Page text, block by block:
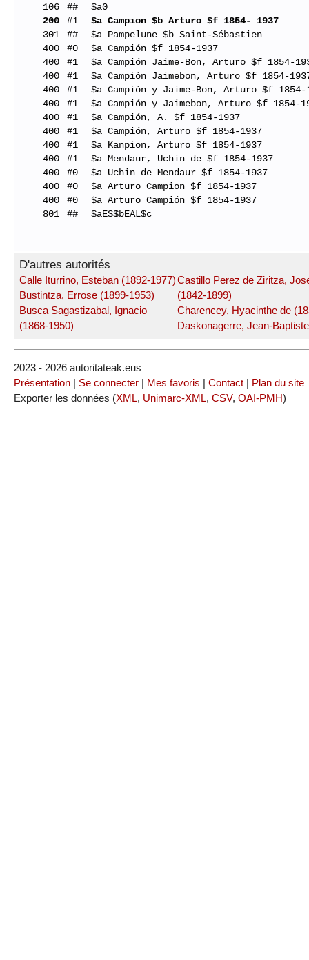
106
##
$a0
200
#1
$a Campion $b Arturo $f 1854- 1937
301
##
$a Pampelune $b Saint-Sébastien
400
#0
$a Campión $f 1854-1937
400
#1
$a Campión Jaime-Bon, Arturo $f 1854-
400
#1
$a Campión Jaimebon, Arturo $f 1854-
400
#1
$a Campión y Jaime-Bon, Arturo $f 1854-
400
#1
$a Campión y Jaimebon, Arturo $f 1854-
400
#1
$a Campión, A. $f 1854-1937
400
#1
$a Campión, Arturo $f 1854-1937
400
#1
$a Kanpion, Arturo $f 1854-1937
400
#1
$a Mendaur, Uchin de $f 1854-1937
400
#0
$a Uchin de Mendaur $f 1854-1937
400
#0
$a Arturo Campion $f 1854-1937
400
#0
$a Arturo Campión $f 1854-1937
801
## $aES$bEAL$c
D'autres autorités
Calle Iturrino, Esteban (1892-1977)
Bustintza, Errose (1899-1953)
Busca Sagastizabal, Ignacio
(1868-1950)
Castillo Perez de Ziritza,
(1842-1899)
Charencey, Hyacinthe de
Daskonagerre, Jean-
2023 - 2026 autoritateak.eus
Présentation | Se connecter | Mes favoris | Contact | Plan du site
Exporter les données (XML, Unimarc-XML, CSV, OAI-PMH)